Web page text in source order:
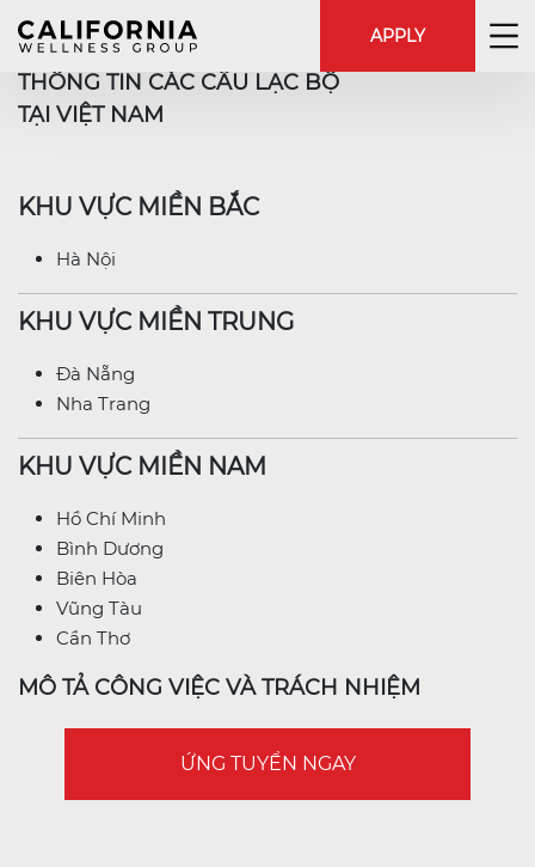
APPLY
THÔNG TIN CÁC CÂU LẠC BỘ
TẠI VIỆT NAM
KHU VỰC MIỀN BẮC
Hà Nội
KHU VỰC MIỀN TRUNG
Đà Nẵng
Nha Trang
KHU VỰC MIỀN NAM
Hồ Chí Minh
Bình Dương
Biên Hòa
Vũng Tàu
Cần Thơ
MÔ TẢ CÔNG VIỆC VÀ TRÁCH NHIỆM
ỨNG TUYỂN NGAY